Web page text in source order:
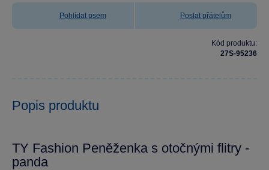
Pohlídat psem Poslat přátelům
Kód produktu:
27S-95236
Popis produktu
TY Fashion Peněženka s otočnými flitry -
panda